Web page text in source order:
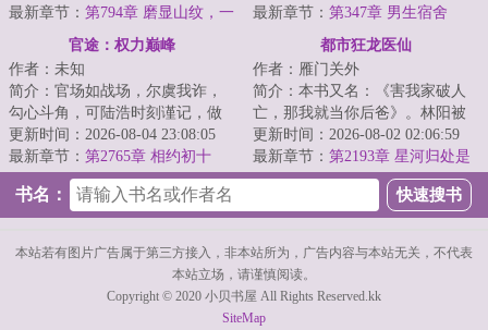
&lt;br/&gt...
最新章节： 第794章 磨显山纹，一
声琴音压住漆艺圈
&lt;br/&gt;...
最新章节： 第347章 男生宿舍
官途：权力巅峰
作者：未知
简介：官场如战场，尔虞我诈，
勾心斗角，可陆浩时刻谨记，做
官就要做个好官，要有两颗心，
一颗善心，一颗...
更新时间：2026-08-04 23:08:05
最新章节： 第2765章 相约初十
都市狂龙医仙
作者：雁门关外
简介：本书又名：《害我家破人
亡，那我就当你后爸》。林阳被
未婚妻吞了家产，挖了眼睛，废
了能力，家破人...
更新时间：2026-08-02 02:06:59
最新章节： 第2193章 星河归处是
吾乡（大结局）
书名：
本站若有图片广告属于第三方接入，非本站所为，广告内容与本站无关，不代表
本站立场，请谨慎阅读。
Copyright © 2020 小贝书屋 All Rights Reserved.kk
SiteMap